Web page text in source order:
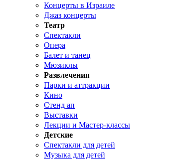
Концерты в Израиле
Джаз концерты
Театр
Спектакли
Опера
Балет и танец
Мюзиклы
Развлечения
Парки и аттракции
Кино
Стенд ап
Выставки
Лекции и Мастер-классы
Детские
Спектакли для детей
Музыка для детей